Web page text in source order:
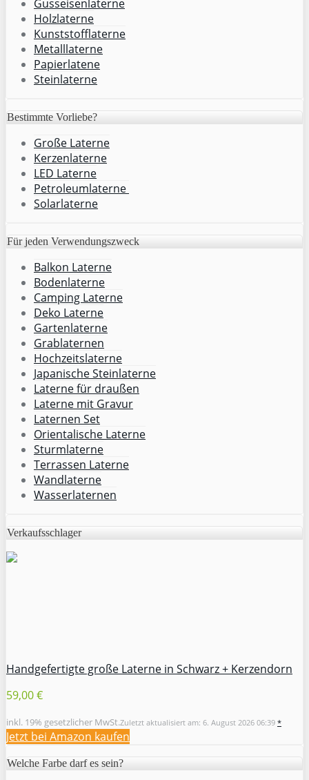
Gusseisenlaterne
Holzlaterne
Kunststofflaterne
Metalllaterne
Papierlatene
Steinlaterne
Bestimmte Vorliebe?
Große Laterne
Kerzenlaterne
LED Laterne
Petroleumlaterne
Solarlaterne
Für jeden Verwendungszweck
Balkon Laterne
Bodenlaterne
Camping Laterne
Deko Laterne
Gartenlaterne
Grablaternen
Hochzeitslaterne
Japanische Steinlaterne
Laterne für draußen
Laterne mit Gravur
Laternen Set
Orientalische Laterne
Sturmlaterne
Terrassen Laterne
Wandlaterne
Wasserlaternen
Verkaufsschlager
Handgefertigte große Laterne in Schwarz + Kerzendorn
59,00 €
inkl. 19% gesetzlicher MwSt.Zuletzt aktualisiert am: 6. August 2026 06:39 *
Jetzt bei Amazon kaufen
Welche Farbe darf es sein?